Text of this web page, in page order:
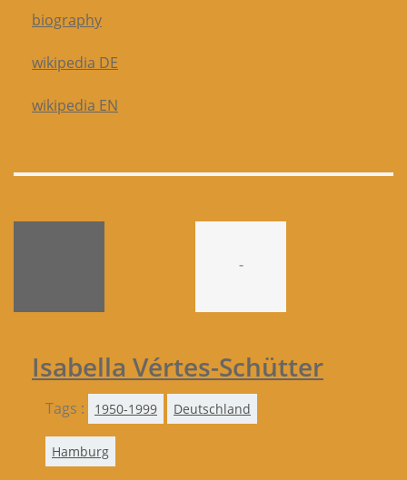
biography
wikipedia DE
wikipedia EN
-
Isabella Vértes-Schütter
Tags : 1950-1999 Deutschland
Hamburg